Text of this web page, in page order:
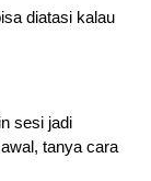
diatasi kalau
sesi jadi
tanya cara